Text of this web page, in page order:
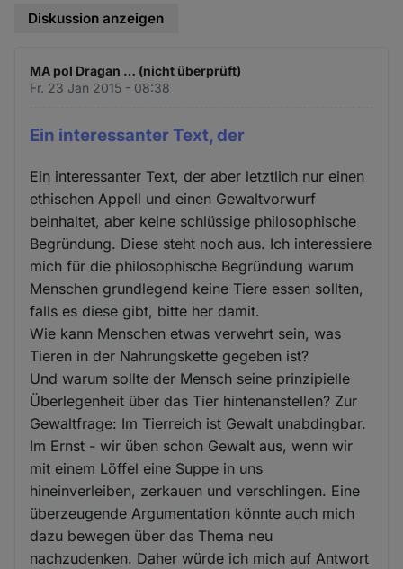
Diskussion anzeigen
MA pol Dragan … (nicht überprüft)
Fr. 23 Jan 2015 - 08:38
Ein interessanter Text, der
Ein interessanter Text, der aber letztlich nur einen
ethischen Appell und einen Gewaltvorwurf
beinhaltet, aber keine schlüssige philosophische
Begründung. Diese steht noch aus. Ich interessiere
mich für die philosophische Begründung warum
Menschen grundlegend keine Tiere essen sollten,
falls es diese gibt, bitte her damit.
Wie kann Menschen etwas verwehrt sein, was
Tieren in der Nahrungskette gegeben ist?
Und warum sollte der Mensch seine prinzipielle
Überlegenheit über das Tier hintenanstellen? Zur
Gewaltfrage: Im Tierreich ist Gewalt unabdingbar.
Im Ernst - wir üben schon Gewalt aus, wenn wir
mit einem Löffel eine Suppe in uns
hineinverleiben, zerkauen und verschlingen. Eine
überzeugende Argumentation könnte auch mich
dazu bewegen über das Thema neu
nachzudenken. Daher würde ich mich auf Antwort